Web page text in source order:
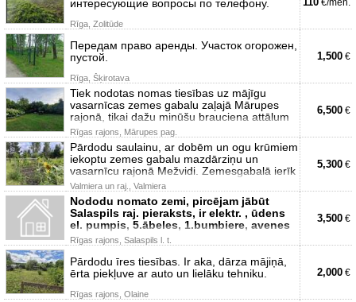
интересующие вопросы по телефону.
Rīga, Zolitūde
€/mēn.
Передам право аренды. Участок огорожен,
пустой.
Rīga, Šķirotava
1,500 €
Tiek nodotas nomas tiesības uz mājīgu
vasarnīcas zemes gabalu zaļajā Mārupes
rajonā, tikai dažu minūšu brauciena attālum
Rīgas rajons, Mārupes pag.
6,500 €
Pārdodu saulainu, ar dobēm un ogu krūmiem
iekoptu zemes gabalu mazdārziņu un
vasarnīcu rajonā Mežvidi. Zemesgabalā ierīk
Valmiera un raj., Valmiera
5,300 €
Nododu nomato zemi, pircējam jābūt
Salaspils raj. pieraksts, ir elektr. , ūdens
el. pumpis, 5.ābeles, 1.bumbiere, avenes
Rīgas rajons, Salaspils l. t.
3,500 €
Pārdodu īres tiesības. Ir aka, dārza mājiņā,
ērta piekļuve ar auto un lielāku tehniku.
Rīgas rajons, Olaine
2,000 €